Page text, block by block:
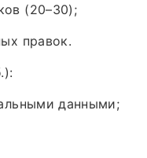
(20–30);
правок.
данными;